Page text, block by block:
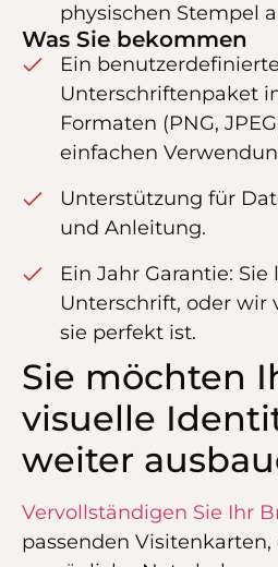
physischen Stempel
Was Sie bekommen
Ein
Unterschriftenpaket
Formaten (PNG,
einfachen
Unterstützung für
und Anleitung.
Ein Jahr Garantie: Sie
Unterschrift, oder wir
sie perfekt ist.
Sie möchten
visuelle
weiter
Vervollständigen Sie Ihr
passenden